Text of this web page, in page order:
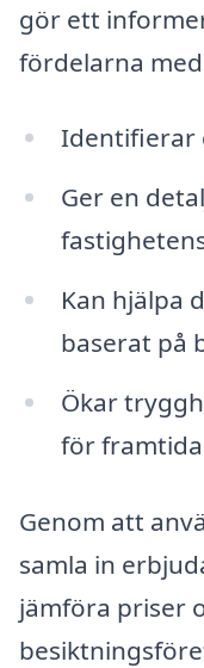
gör ett
fördelarna
Identifierar
Ger en
Kan hjälpa
baserat på
Ökar
för
Genom att
samla in
jämföra priser